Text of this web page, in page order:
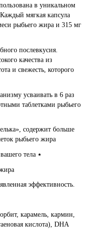
в уникальном
мягкая капсула
рыбьего жира и 315 мг
послевкусия.
качества из
и свежесть, которого
усваивать в 6 раз
таблетками рыбьего
содержит больше
рыбьего жира
• Основная поддержка Омега-3 для всего вашего тела ٭
эффективность.
карамель, кармин,
кислота), DHA